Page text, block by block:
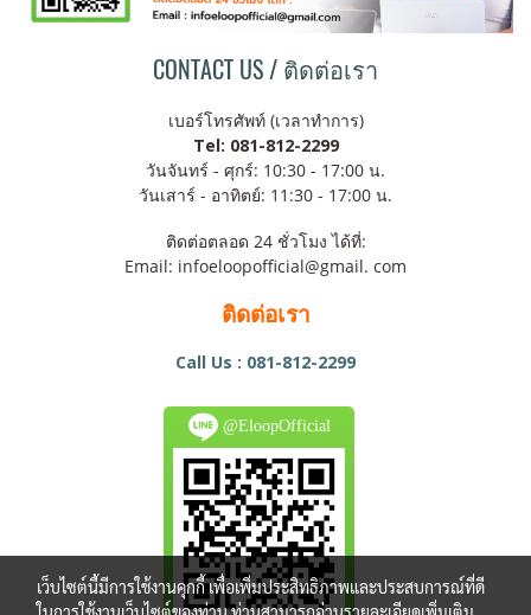
CONTACT US / ติดต่อเรา
เบอร์โทรศัพท์ (เวลาทำการ)
Tel: 081-812-2299
วันจันทร์ - ศุกร์: 10:30 - 17:00 น.
วันเสาร์ - อาทิตย์: 11:30 - 17:00 น.
ติดต่อตลอด 24 ชั่วโมง ได้ที่:
Email: infoeloopofficial@gmail. com
ติดต่อเรา
Call Us : 081-812-2299
@EloopOfficial
เว็บไซต์นี้มีการใช้งานคุกกี้ เพื่อเพิ่มประสิทธิภาพและประสบการณ์ที่ดี